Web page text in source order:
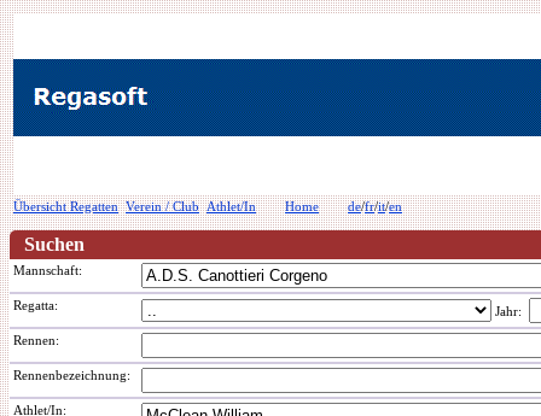
Übersicht Regatten Verein / Club Athlet/In Home de/fr/it/en
Suchen
Mannschaft:
Regatta:
Jahr:
Rennen:
Rennenbezeichnung:
Athlet/In: